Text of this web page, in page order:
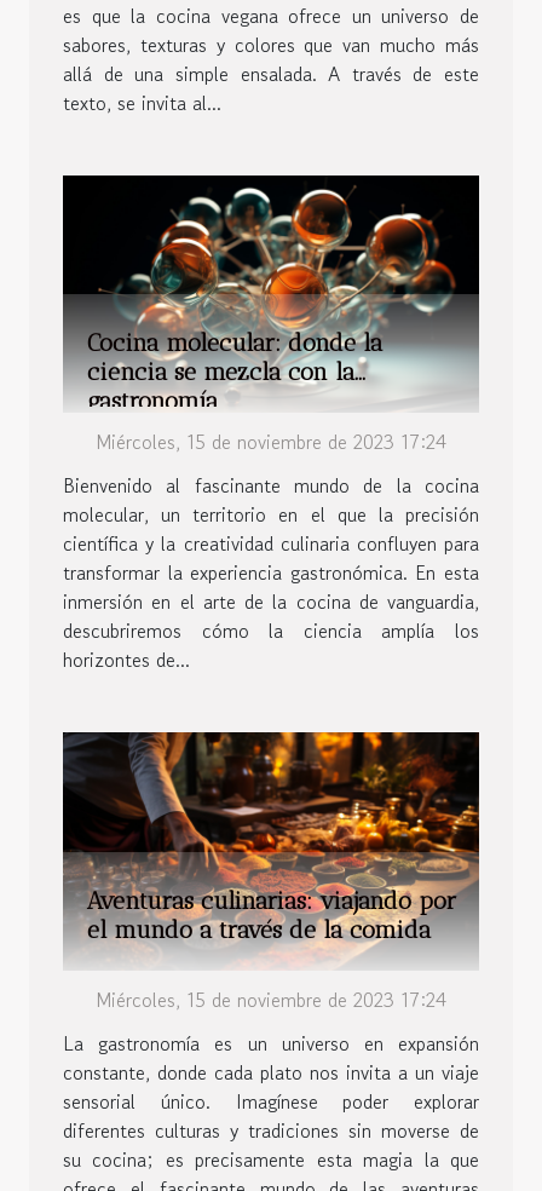
es que la cocina vegana ofrece un universo de
sabores, texturas y colores que van mucho más
allá de una simple ensalada. A través de este
texto, se invita al...
Cocina molecular: donde la
ciencia se mezcla con la
gastronomía
Miércoles, 15 de noviembre de 2023 17:24
Bienvenido al fascinante mundo de la cocina
molecular, un territorio en el que la precisión
científica y la creatividad culinaria confluyen para
transformar la experiencia gastronómica. En esta
inmersión en el arte de la cocina de vanguardia,
descubriremos cómo la ciencia amplía los
horizontes de...
Aventuras culinarias: viajando por
el mundo a través de la comida
Miércoles, 15 de noviembre de 2023 17:24
La gastronomía es un universo en expansión
constante, donde cada plato nos invita a un viaje
sensorial único. Imagínese poder explorar
diferentes culturas y tradiciones sin moverse de
su cocina; es precisamente esta magia la que